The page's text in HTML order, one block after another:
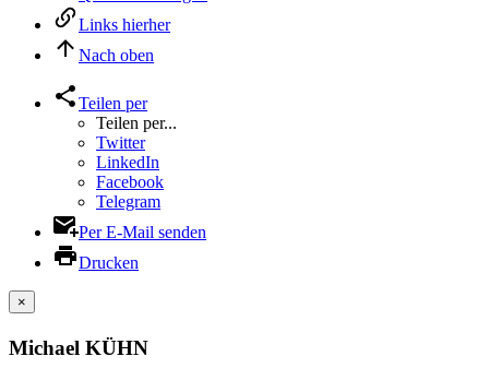
Links hierher
Nach oben
Teilen per
Teilen per...
Twitter
LinkedIn
Facebook
Telegram
Per E-Mail senden
Drucken
×
Michael KÜHN